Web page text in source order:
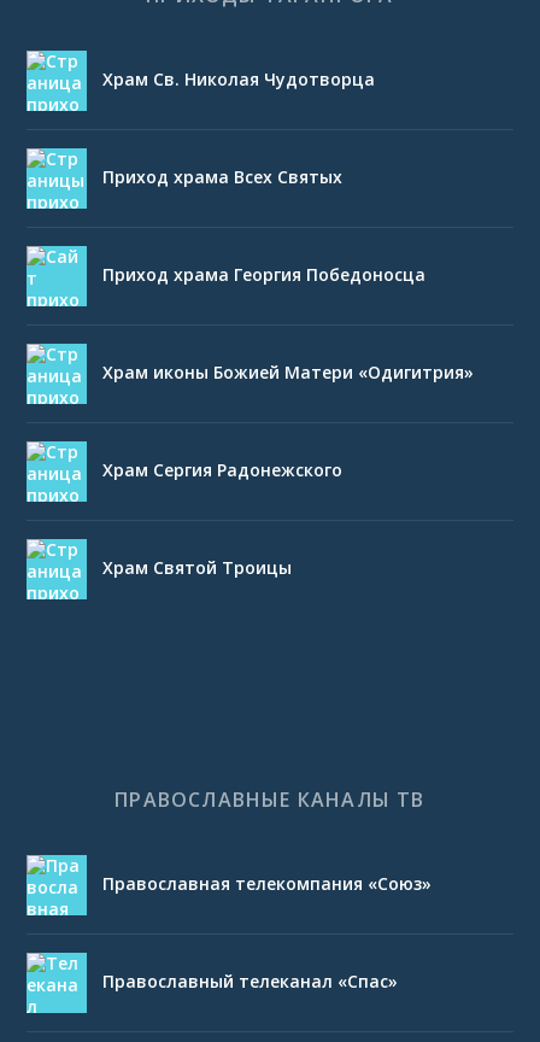
Храм Св. Николая Чудотворца
Приход храма Всех Святых
Приход храма Георгия Победоносца
Храм иконы Божией Матери «Одигитрия»
Храм Сергия Радонежского
Храм Святой Троицы
ПРАВОСЛАВНЫЕ КАНАЛЫ ТВ
Православная телекомпания «Союз»
Православный телеканал «Спас»